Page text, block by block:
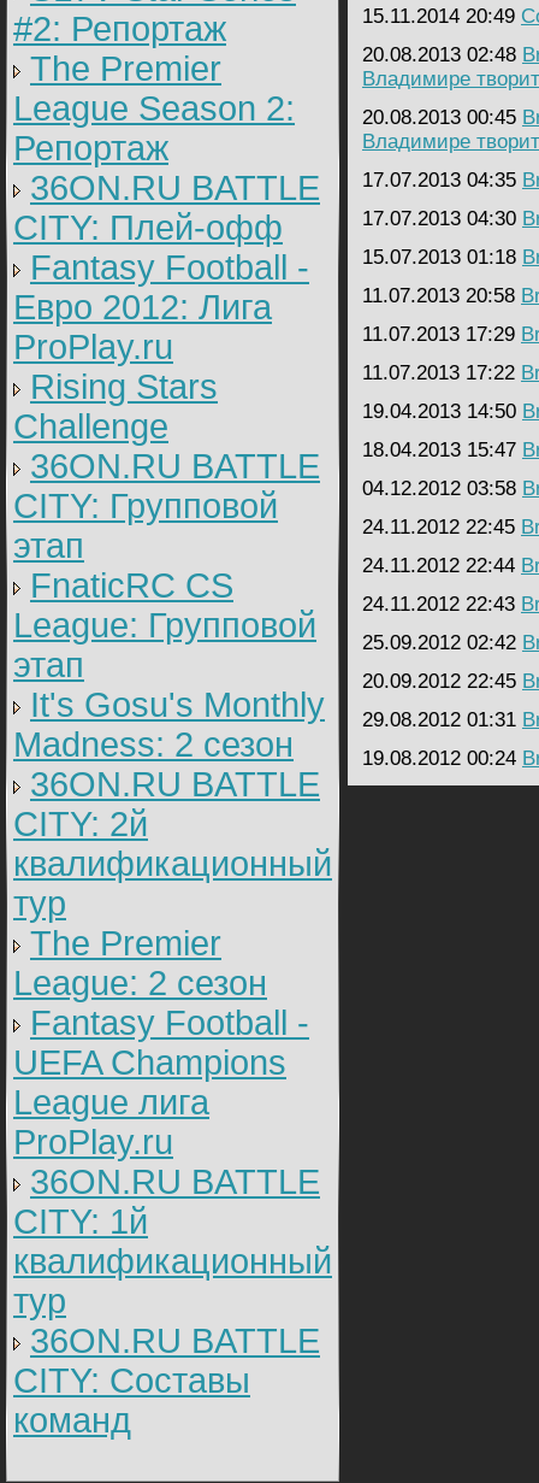
#2: Репортаж
The Premier
League Season 2:
Репортаж
36ON.RU BATTLE
CITY: Плей-офф
Fantasy Football -
Евро 2012: Лига
ProPlay.ru
Rising Stars
Challenge
36ON.RU BATTLE
CITY: Групповой
этап
FnaticRC CS
League: Групповой
этап
It's Gosu's Monthly
Madness: 2 сезон
36ON.RU BATTLE
CITY: 2й
квалификационный
тур
The Premier
League: 2 cезон
Fantasy Football -
UEFA Champions
League лига
ProPlay.ru
36ON.RU BATTLE
CITY: 1й
квалификационный
тур
36ON.RU BATTLE
CITY: Составы
команд
15.11.2014 20:49
20.08.2013 02:48
Владимире
20.08.2013 00:45
Владимире
17.07.2013 04:35
17.07.2013 04:30
15.07.2013 01:18
11.07.2013 20:58
11.07.2013 17:29
11.07.2013 17:22
19.04.2013 14:50
18.04.2013 15:47
04.12.2012 03:58
24.11.2012 22:45
24.11.2012 22:44
24.11.2012 22:43
25.09.2012 02:42
20.09.2012 22:45
29.08.2012 01:31
19.08.2012 00:24